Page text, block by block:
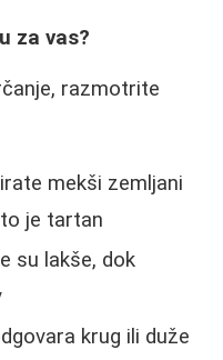
za vas?
razmotrite
mekši zemljani
je tartan
su lakše, dok
krug ili duže